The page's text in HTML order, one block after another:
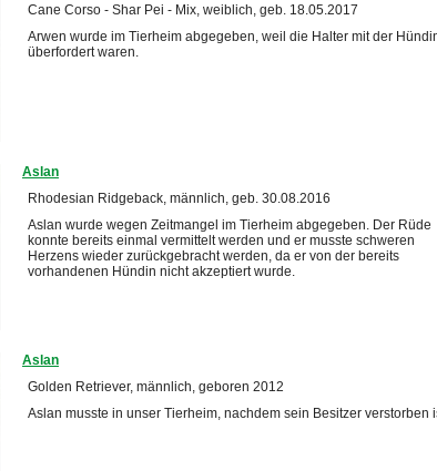
Cane Corso - Shar Pei - Mix, weiblich, geb. 18.05.2017
Arwen wurde im Tierheim abgegeben, weil die Halter mit der
überfordert waren.
Aslan
Rhodesian Ridgeback, männlich, geb. 30.08.2016
Aslan wurde wegen Zeitmangel im Tierheim abgegeben. Der Rüde
konnte bereits einmal vermittelt werden und er musste schweren
Herzens wieder zurückgebracht werden, da er von der bereits
vorhandenen Hündin nicht akzeptiert wurde.
Aslan
Golden Retriever, männlich, geboren 2012
Aslan musste in unser Tierheim, nachdem sein Besitzer verstorben